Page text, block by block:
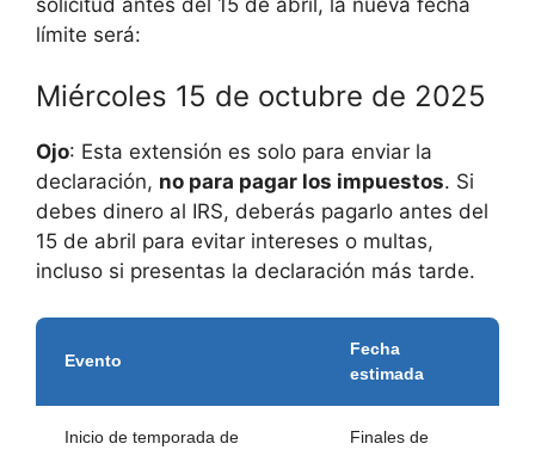
límite será:
Miércoles 15 de octubre de 2025
Ojo: Esta extensión es solo para enviar la
declaración, no para pagar los impuestos. Si
debes dinero al IRS, deberás pagarlo antes del
15 de abril para evitar intereses o multas,
incluso si presentas la declaración más tarde.
Evento
Fecha
estimada
Inicio de temporada de
Finales de